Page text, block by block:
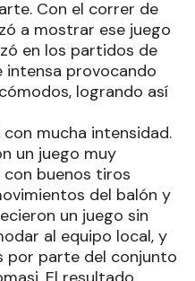
Con el correr de
a mostrar ese juego
en los partidos de
intensa provocando
logrando así
mucha intensidad.
un juego muy
con buenos tiros
del balón y
un juego sin
al equipo local, y
por parte del conjunto